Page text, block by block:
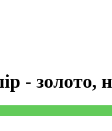
- золото,